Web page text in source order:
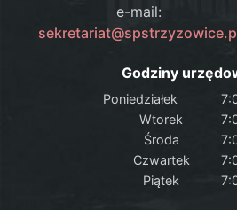
e-mail:
Godziny
Poniedziałek
Wtorek
Środa
Czwartek
Piątek